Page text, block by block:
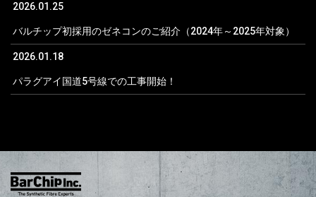
2026.01.25
バルチップ初採用のゼネコンのご紹介（2024年～2025年対象）
2026.01.18
パラグアイ国道5号線での工事開始！